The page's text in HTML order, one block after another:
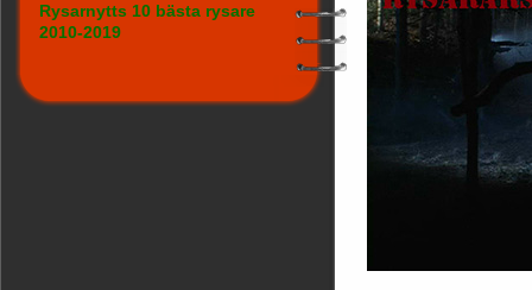
Rysarnytts 10 bästa rysare
2010-2019